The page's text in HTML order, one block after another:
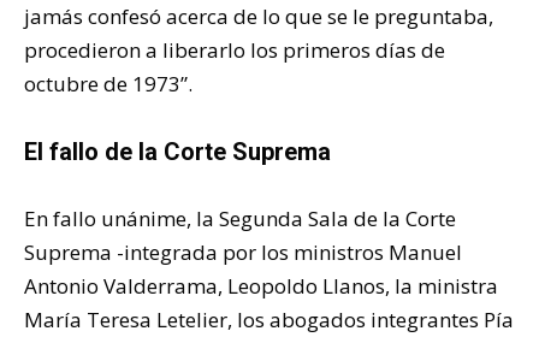
jamás confesó acerca de lo que se le preguntaba,
procedieron a liberarlo los primeros días de
octubre de 1973”.
El fallo de la Corte Suprema
En fallo unánime, la Segunda Sala de la Corte
Suprema -integrada por los ministros Manuel
Antonio Valderrama, Leopoldo Llanos, la ministra
María Teresa Letelier, los abogados integrantes Pía